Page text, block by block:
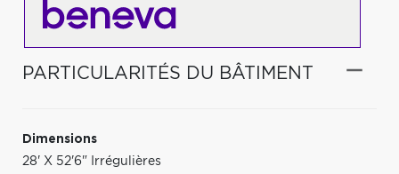
PARTICULARITÉS DU BÂTIMENT
Dimensions
28' X 52'6" Irrégulières